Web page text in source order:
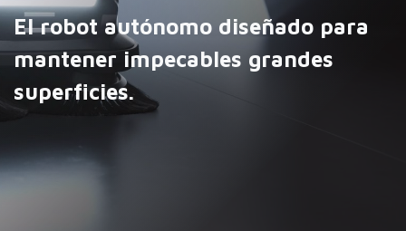
El robot autónomo diseñado para
mantener impecables grandes
superficies.